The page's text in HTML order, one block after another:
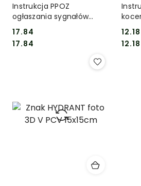
Instrukcja PPOZ
ogłaszania sygnałów
alarmowych
Cena:
17.84
Cena:
17.84 Cena:
12.18
Cena:
12.18